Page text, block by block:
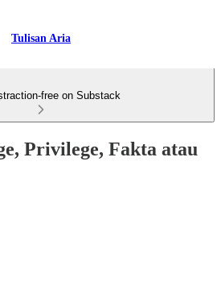
Tulisan Aria
free on Substack
Privilege, Fakta atau